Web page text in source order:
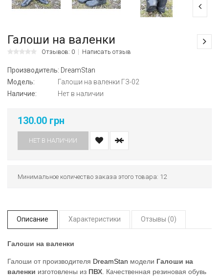
Галоши на валенки
Отзывов: 0 Написать отзыв
Производитель: DreamStan
Модель:
Галоши на валенки ГЗ-02
Наличие:
Нет в наличии
130.00 грн
НЕТ В НАЛИЧИИ
Минимальное количество заказа этого товара: 12
Описание Характеристики Отзывы (0)
Галоши на валенки
Галоши от производителя DreamStan модели Галоши на
валенки изготовлены из ПВХ . Качественная резиновая обувь